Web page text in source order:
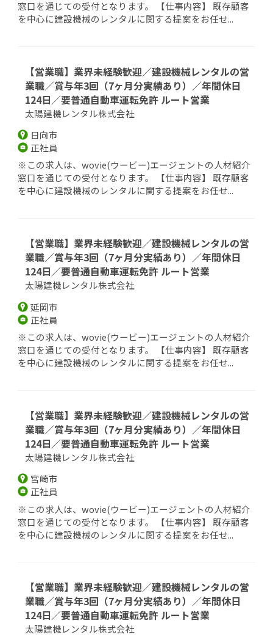
窓口を通じての受付となります。 【仕事内容】 既存顧客
を中心に建設機械のレンタルに関する提案をお任せ...
【営業職】業界未経験歓迎／建設機械レンタルの営
業職／賞与年3回（7ヶ月分実績あり）／年間休日
124日／要普通自動車運転免許 ルート営業
太陽建機レンタル株式会社
日向市
正社員
※この求人は、wovie(ウービー)エージェントの人材紹介
窓口を通じての受付となります。 【仕事内容】 既存顧客
を中心に建設機械のレンタルに関する提案をお任せ...
【営業職】業界未経験歓迎／建設機械レンタルの営
業職／賞与年3回（7ヶ月分実績あり）／年間休日
124日／要普通自動車運転免許 ルート営業
太陽建機レンタル株式会社
延岡市
正社員
※この求人は、wovie(ウービー)エージェントの人材紹介
窓口を通じての受付となります。 【仕事内容】 既存顧客
を中心に建設機械のレンタルに関する提案をお任せ...
【営業職】業界未経験歓迎／建設機械レンタルの営
業職／賞与年3回（7ヶ月分実績あり）／年間休日
124日／要普通自動車運転免許 ルート営業
太陽建機レンタル株式会社
宮崎市
正社員
※この求人は、wovie(ウービー)エージェントの人材紹介
窓口を通じての受付となります。 【仕事内容】 既存顧客
を中心に建設機械のレンタルに関する提案をお任せ...
【営業職】業界未経験歓迎／建設機械レンタルの営
業職／賞与年3回（7ヶ月分実績あり）／年間休日
124日／要普通自動車運転免許 ルート営業
太陽建機レンタル株式会社